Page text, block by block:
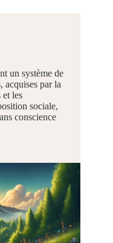
un système de
acquises par la
et les
sociale,
conscience